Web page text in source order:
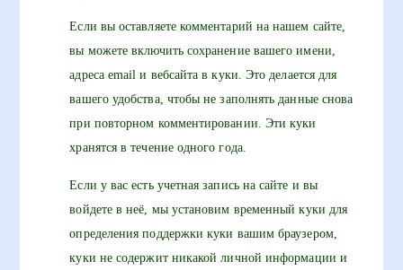
Если вы оставляете комментарий на нашем сайте,
вы можете включить сохранение вашего имени,
адреса email и вебсайта в куки. Это делается для
вашего удобства, чтобы не заполнять данные снова
при повторном комментировании. Эти куки
хранятся в течение одного года.
Если у вас есть учетная запись на сайте и вы
войдете в неё, мы установим временный куки для
определения поддержки куки вашим браузером,
куки не содержит никакой личной информации и